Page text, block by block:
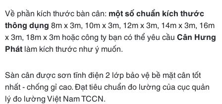
Về phần kích thước bàn cân: một số chuẩn kích thước
thông dụng 8m x 3m, 10m x 3m, 12m x 3m, 14m x 3m, 16m
x 3m, 18m x 3m hoặc công ty bạn có thể yêu cầu Cân Hưng
Phát làm kích thước như ý muốn.
Sàn cân được sơn tĩnh điện 2 lớp bảo vệ bề mặt cân tốt
nhất - chống gỉ cao. Đạt tiêu chuẩn đo lường của cục quản
lý đo lường Việt Nam TCCN.